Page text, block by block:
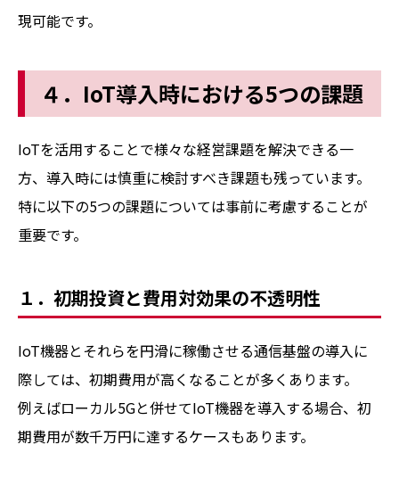
現可能です。
４．IoT導入時における5つの課題
IoTを活用することで様々な経営課題を解決できる一
方、導入時には慎重に検討すべき課題も残っています。
特に以下の5つの課題については事前に考慮することが
重要です。
１．初期投資と費用対効果の不透明性
IoT機器とそれらを円滑に稼働させる通信基盤の導入に
際しては、初期費用が高くなることが多くあります。
例えばローカル5Gと併せてIoT機器を導入する場合、初
期費用が数千万円に達するケースもあります。